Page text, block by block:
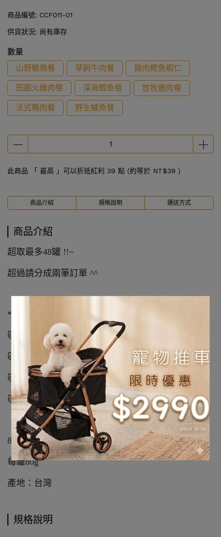
商品編號: CCF011-01
供貨狀況: 尚有庫存
數量
山野鵪鶉餐
草飼牛肉餐 雞肉鰹魚蝦仁
田園火雞肉餐 深海鱈魚餐 放牧鹿肉餐
法式鴨肉餐 野生鱸魚餐
此商品 「 最高 」可以折抵紅利 39 點 (約等於 NT$39 )
商品介紹 規格說明 運送方式
商品介紹
超取最多48罐 !!~
超過請分成兩筆訂單 ^^
*宅配限240罐內
🐱高達98%肉及植物營養添加
🐱無膠成分選用寒天取代
🐱無穀低敏配方
🐱營養均衡
8種口味
每罐80g
產地：台灣
規格說明